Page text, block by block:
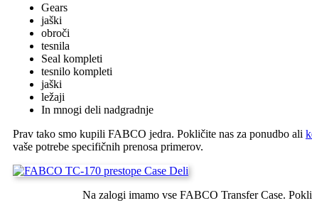
Gears
jaški
obroči
tesnila
Seal kompleti
tesnilo kompleti
jaški
ležaji
In mnogi deli nadgradnje
Prav tako smo kupili FABCO jedra. Pokličite nas za ponudbo ali
vaše potrebe specifičnih prenosa primerov.
Na zalogi imamo vse FABCO Transfer Case.